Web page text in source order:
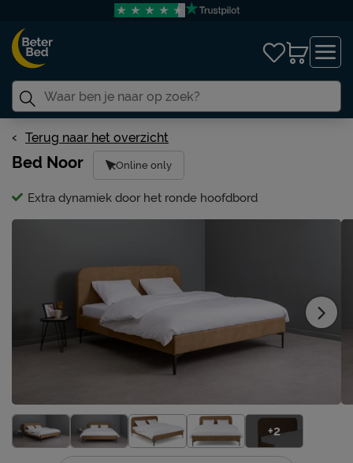
Terug naar het overzicht
Bed Noor Online only
Extra dynamiek door het ronde hoofdbord
+2